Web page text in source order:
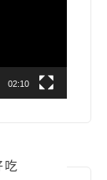
02:10
吃